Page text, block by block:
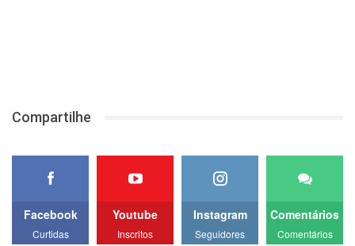
Compartilhe
Facebook
Curtidas
Youtube
Inscritos
Instagram
Seguidores
Comentários
Comentários